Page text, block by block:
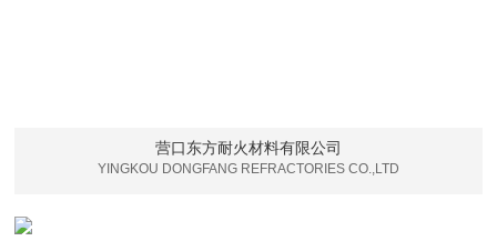
营口东方耐火材料有限公司
YINGKOU DONGFANG REFRACTORIES CO.,LTD